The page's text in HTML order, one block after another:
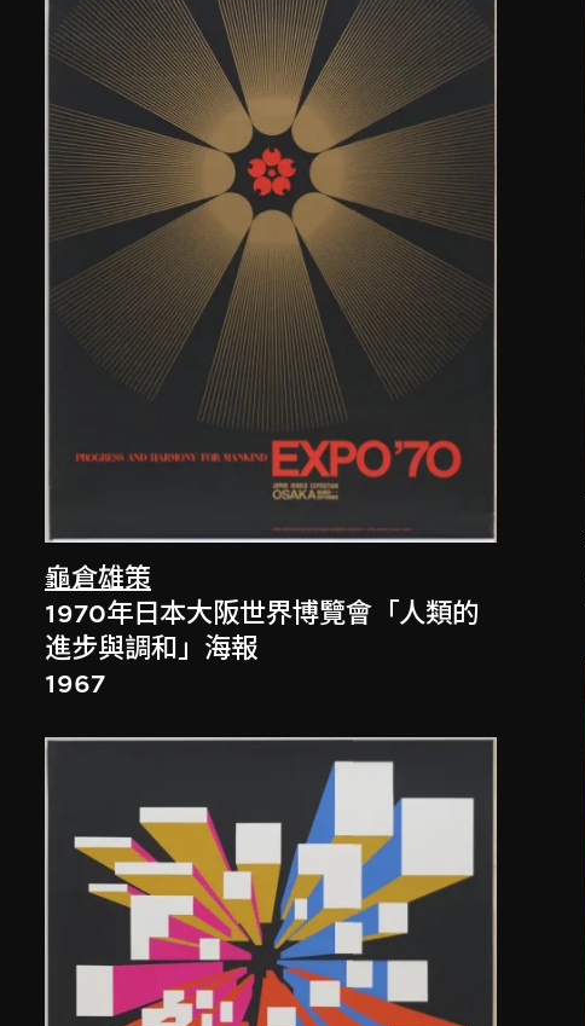
龜倉雄策
1970年日本大阪世界博覽會「人類的
進步與調和」海報
1967